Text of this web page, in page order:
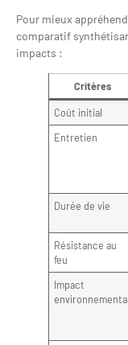
Pour mieux
comparatif
impacts :
Critères
Coût initial
Entretien
Durée de vie
Résistance au
feu
Impact
environnemental